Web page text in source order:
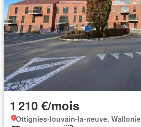
1 210 €/mois
Ottignies-louvain-la-neuve, Wallonie